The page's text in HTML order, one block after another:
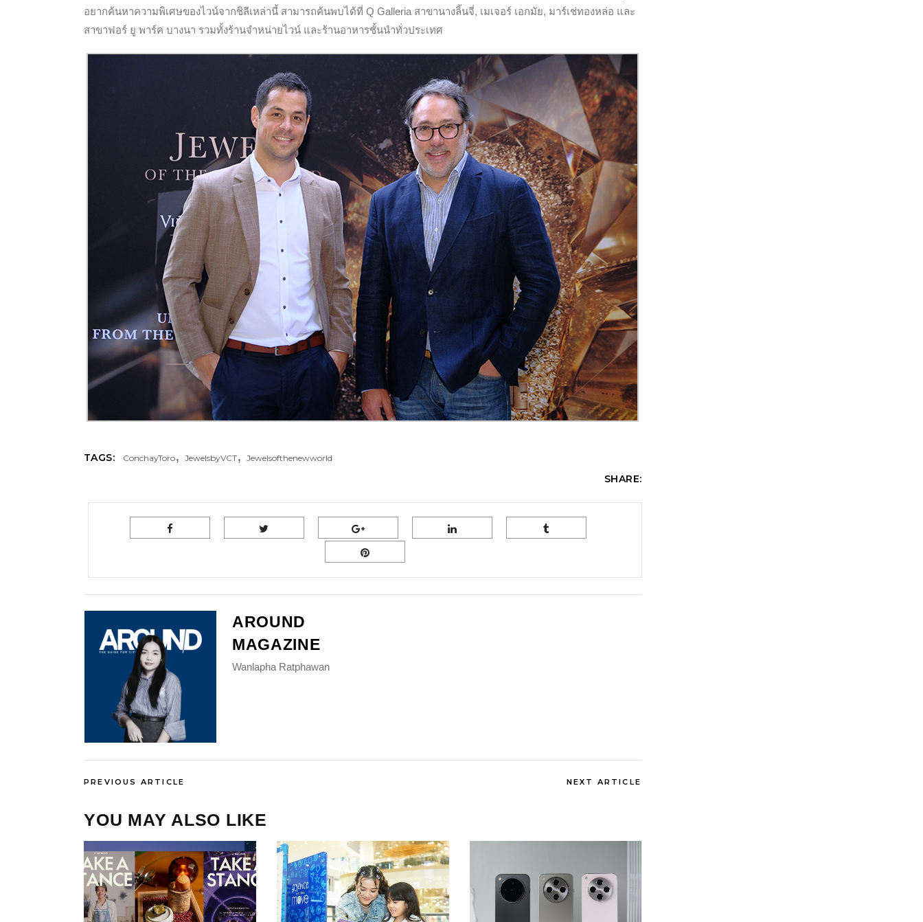
อยากค้นหาความพิเศษของไวน์จากชิลีเหล่านี้ สามารถค้นพบได้ที่ Q Galleria สาขานางลิ้นจี่, เมเจอร์ เอกมัย, มาร์เช่ทองหล่อ และ
สาขาฟอร์ ยู พาร์ค บางนา รวมทั้งร้านจำหน่ายไวน์ และร้านอาหารชั้นนำทั่วประเทศ
TAGS: ConchayToro,JewelsbyVCT,Jewelsofthenewworld
SHARE:
AROUND
MAGAZINE
Wanlapha Ratphawan
PREVIOUS ARTICLE NEXT ARTICLE
YOU MAY ALSO LIKE